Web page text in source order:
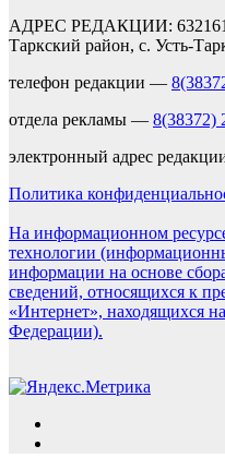
АДРЕС РЕДАКЦИИ: 632161,
Таркский район, с. Усть-
телефон редакции —
отдела рекламы — 8(38372)
электронный адрес
Политика
На информационном
технологии
информации на основе
сведений, относящихся к
«Интернет», находящихся
Федерации).